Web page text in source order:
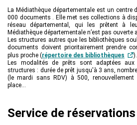
L'offre de formation
Services
Actions culturelles
Desserte documentaire
Accompagnement au quotidien
Accompagnement de projets
Ressources
pro
Fiches pratiques
La Médiathèque départementale est un centre
000 documents . Elle met ses collections à
réseau départemental, qui les prêtent à
Médiathèque départementale n’est pas ouverte
Les structures autres que les bibliothèques
documents doivent prioritairement prendre
plus proche (répertoire des bibliothèques
).
Les modalités de prêts sont adaptées
structures : durée de prêt jusqu'à 3 ans,
(le mardi sans RDV) à 500,
place...
Service de réservations